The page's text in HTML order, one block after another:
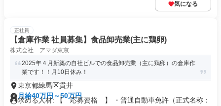
気になる
正社員
【倉庫作業 社員募集】食品卸売業(主に鶏卵)
株式会社 アマダ東京
2025年４月新築の自社ビルでの食品卸売業（主に鶏卵）の倉庫作
業です！！月10日休み！
東京都練馬区貫井
月給40万円～50万円
求める人材: 【 応募資格 】 ・普通自動車免許（正式名称：